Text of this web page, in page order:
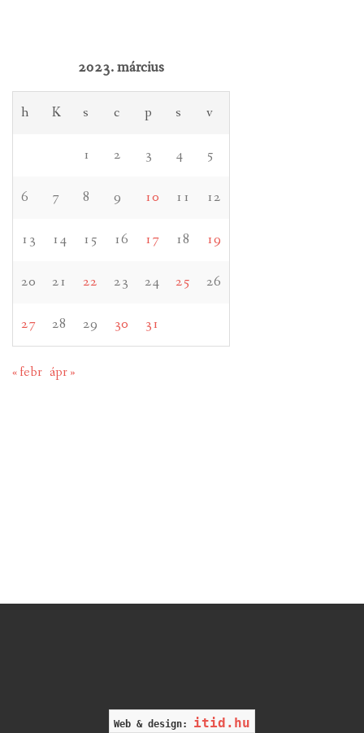
2023. március
h K s c p s v
1 2 3 4 5
6 7 8 9 10 11 12
13 14 15 16 17 18 19
20 21 22 23 24 25 26
27 28 29 30 31
« febr ápr »
Web & design: itid.hu